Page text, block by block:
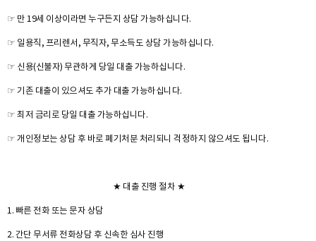
☞ 만 19세 이상이라면 누구든지 상담 가능하십니다.
☞ 일용직, 프리렌서, 무직자, 무소득도 상담 가능하십니다.
☞ 신용(신불자) 무관하게 당일 대출 가능하십니다.
☞ 기존 대출이 있으셔도 추가 대출 가능하십니다.
☞ 최저 금리로 당일 대출 가능하십니다.
☞ 개인정보는 상담 후 바로 폐기처분 처리되니 걱정하지 않으셔도 됩니다.
★ 대출 진행 절차 ★
1. 빠른 전화 또는 문자 상담
2. 간단 무서류 전화상담 후 신속한 심사 진행